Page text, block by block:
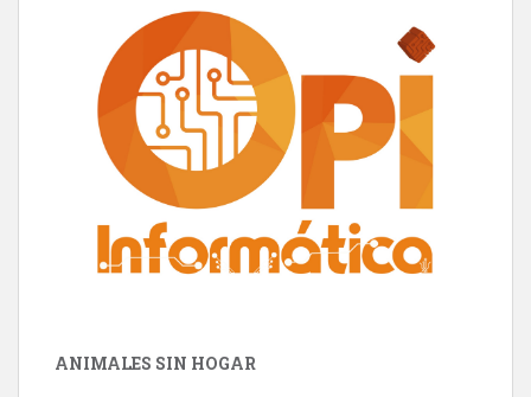
ANIMALES SIN HOGAR